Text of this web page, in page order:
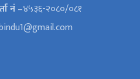
नं–४५३६-२०८०/०८१